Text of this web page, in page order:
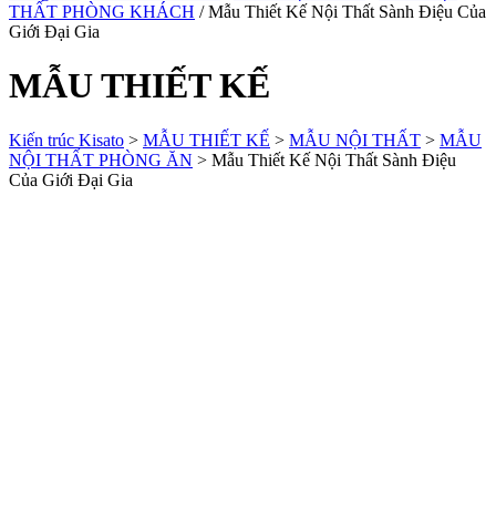
THẤT PHÒNG KHÁCH / Mẫu Thiết Kế Nội Thất Sành Điệu Của
Giới Đại Gia
MẪU THIẾT KẾ
Kiến trúc Kisato > MẪU THIẾT KẾ > MẪU NỘI THẤT > MẪU
NỘI THẤT PHÒNG ĂN > Mẫu Thiết Kế Nội Thất Sành Điệu
Của Giới Đại Gia